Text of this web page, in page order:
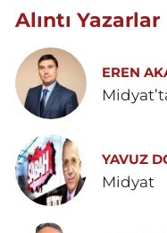
Alıntı Yazarlar
EREN
YAVUZ
Midyat